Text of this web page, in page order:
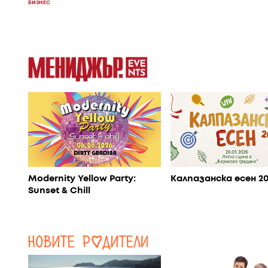
БИЗНЕС
Modernity Yellow Party:
Sunset & Chill
Калпазанска есен